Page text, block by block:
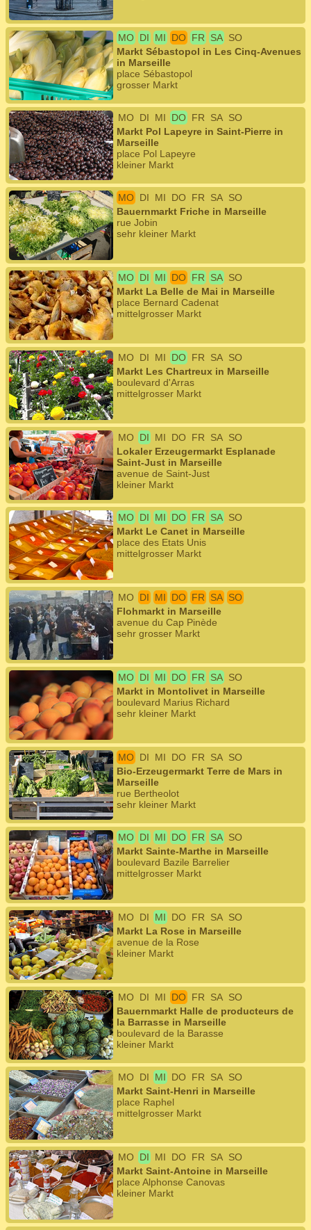
MO DI MI DO FR SA SO
Markt Sébastopol in Les Cinq-Avenues
in Marseille
place Sébastopol
grosser Markt
MO DI MI DO FR SA SO
Markt Pol Lapeyre in Saint-Pierre in
Marseille
place Pol Lapeyre
kleiner Markt
MO DI MI DO FR SA SO
Bauernmarkt Friche in Marseille
rue Jobin
sehr kleiner Markt
MO DI MI DO FR SA SO
Markt La Belle de Mai in Marseille
place Bernard Cadenat
mittelgrosser Markt
MO DI MI DO FR SA SO
Markt Les Chartreux in Marseille
boulevard d'Arras
mittelgrosser Markt
MO DI MI DO FR SA SO
Lokaler Erzeugermarkt Esplanade
Saint-Just in Marseille
avenue de Saint-Just
kleiner Markt
MO DI MI DO FR SA SO
Markt Le Canet in Marseille
place des Etats Unis
mittelgrosser Markt
MO DI MI DO FR SA SO
Flohmarkt in Marseille
avenue du Cap Pinède
sehr grosser Markt
MO DI MI DO FR SA SO
Markt in Montolivet in Marseille
boulevard Marius Richard
sehr kleiner Markt
MO DI MI DO FR SA SO
Bio-Erzeugermarkt Terre de Mars in
Marseille
rue Bertheolot
sehr kleiner Markt
MO DI MI DO FR SA SO
Markt Sainte-Marthe in Marseille
boulevard Bazile Barrelier
mittelgrosser Markt
MO DI MI DO FR SA SO
Markt La Rose in Marseille
avenue de la Rose
kleiner Markt
MO DI MI DO FR SA SO
Bauernmarkt Halle de producteurs de
la Barrasse in Marseille
boulevard de la Barasse
kleiner Markt
MO DI MI DO FR SA SO
Markt Saint-Henri in Marseille
place Raphel
mittelgrosser Markt
MO DI MI DO FR SA SO
Markt Saint-Antoine in Marseille
place Alphonse Canovas
kleiner Markt